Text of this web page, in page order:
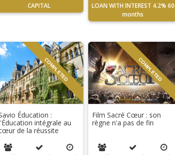
CAPITAL LOAN WITH INTEREST 4.2% 60
months
COMPLETED
Éducation :
intégrale au
de la réussite
COMPLETED
Film Sacré Cœur : son
règne n'a pas de fin